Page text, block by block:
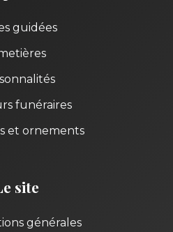
guidées
funéraires
et ornements
site
générales